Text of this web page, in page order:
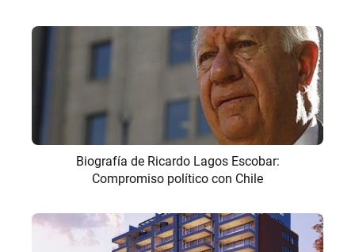
Biografía de Ricardo Lagos Escobar:
Compromiso político con Chile